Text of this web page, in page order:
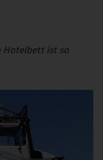
Hotelbett ist so